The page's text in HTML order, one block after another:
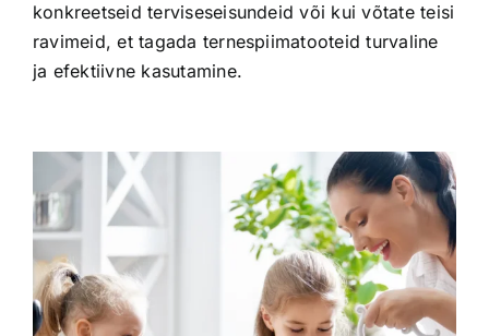
konkreetseid terviseseisundeid või kui võtate teisi
ravimeid, et tagada ternespiimatooteid turvaline
ja efektiivne kasutamine.